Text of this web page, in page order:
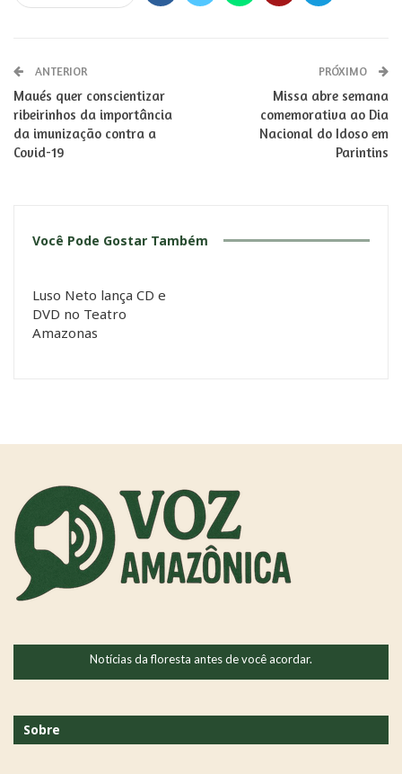
ANTERIOR
Maués quer conscientizar
ribeirinhos da importância
da imunização contra a
Covid-19
PRÓXIMO
Missa abre semana
comemorativa ao Dia
Nacional do Idoso em
Parintins
Você Pode Gostar Também
Luso Neto lança CD e
DVD no Teatro
Amazonas
Notícias da floresta antes de você acordar.
Sobre